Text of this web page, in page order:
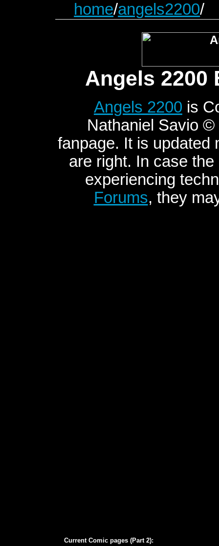
home/angels2200/
Angels 2200
Angels 2200 is
Nathaniel Savio
fanpage. It is updated
are right. In case
experiencing
Forums, they
Current Comic pages (Part 2):